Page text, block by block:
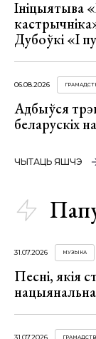
Ініцыятыва
Дубоўкі «І
06.08.2026
Адбыўся
беларускіх
ЧЫТАЦЬ ЯШЧЭ
31.07.2026 МУЗЫКА
Песні, якія